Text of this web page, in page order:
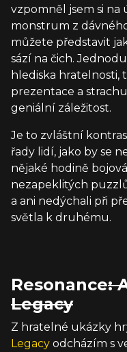
vzpomněl jsem si
monstrum z
můžete představit
sází na čich.
hlediska hratelnosti,
prezentace a
geniální záležitost.
Je to zvláštní
řady lidí, jako by se
nějaké hodině
nezapeklitých
a ani nedýchali při
světla k druhému.
Resonance:
Legacy
Z hratelné ukázky
Legacy odcházím s